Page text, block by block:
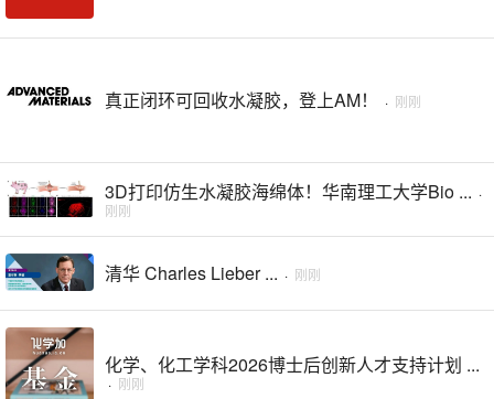
真正闭环可回收水凝胶，登上AM！ · 刚刚
3D打印仿生水凝胶海绵体！华南理工大学Bio ... ·
刚刚
清华 Charles Lieber ... · 刚刚
化学、化工学科2026博士后创新人才支持计划 ...
· 刚刚